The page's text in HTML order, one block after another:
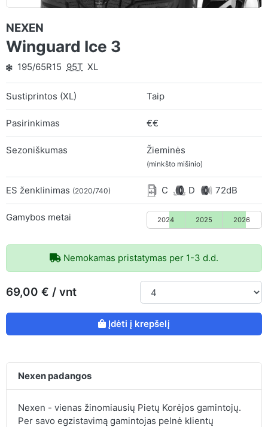
NEXEN
Winguard Ice 3
195/65R15 95T XL
Sustiprintos (XL) Taip
Pasirinkimas €€
Sezoniškumas Žieminės
(minkšto mišinio)
ES ženklinimas (2020/740) C D 72dB
Gamybos metai 2024 2025 2026
Nemokamas pristatymas per 1-3 d.d.
69,00 € / vnt
Įdėti į krepšelį
Nexen padangos
Nexen - vienas žinomiausių Pietų Korėjos gamintojų.
Per savo egzistavimą gamintojas pelnė klientų